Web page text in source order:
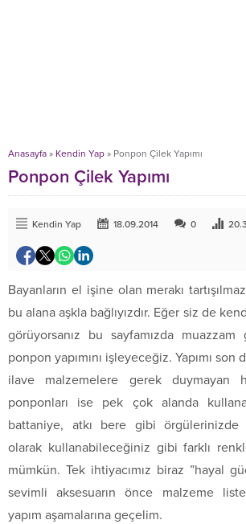
Anasayfa » Kendin Yap » Ponpon Çilek Yapımı
Ponpon Çilek Yapımı
Kendin Yap 18.09.2014 0
Bayanların el işine olan merakı
bu alana aşkla bağlıyızdır. Eğer siz de
görüyorsanız bu sayfamızda
ponpon yapımını işleyeceğiz. Yapımı
ilave malzemelere gerek duymayan
ponponları ise pek çok alanda
battaniye, atkı bere gibi örgülerinizde
olarak kullanabileceğiniz gibi farklı
mümkün. Tek ihtiyacımız biraz ”hayal
sevimli aksesuarın önce malzeme
yapım aşamalarına geçelim.